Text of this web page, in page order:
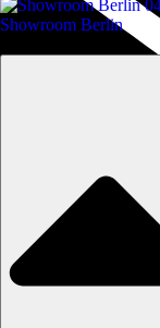
Showroom Berlin